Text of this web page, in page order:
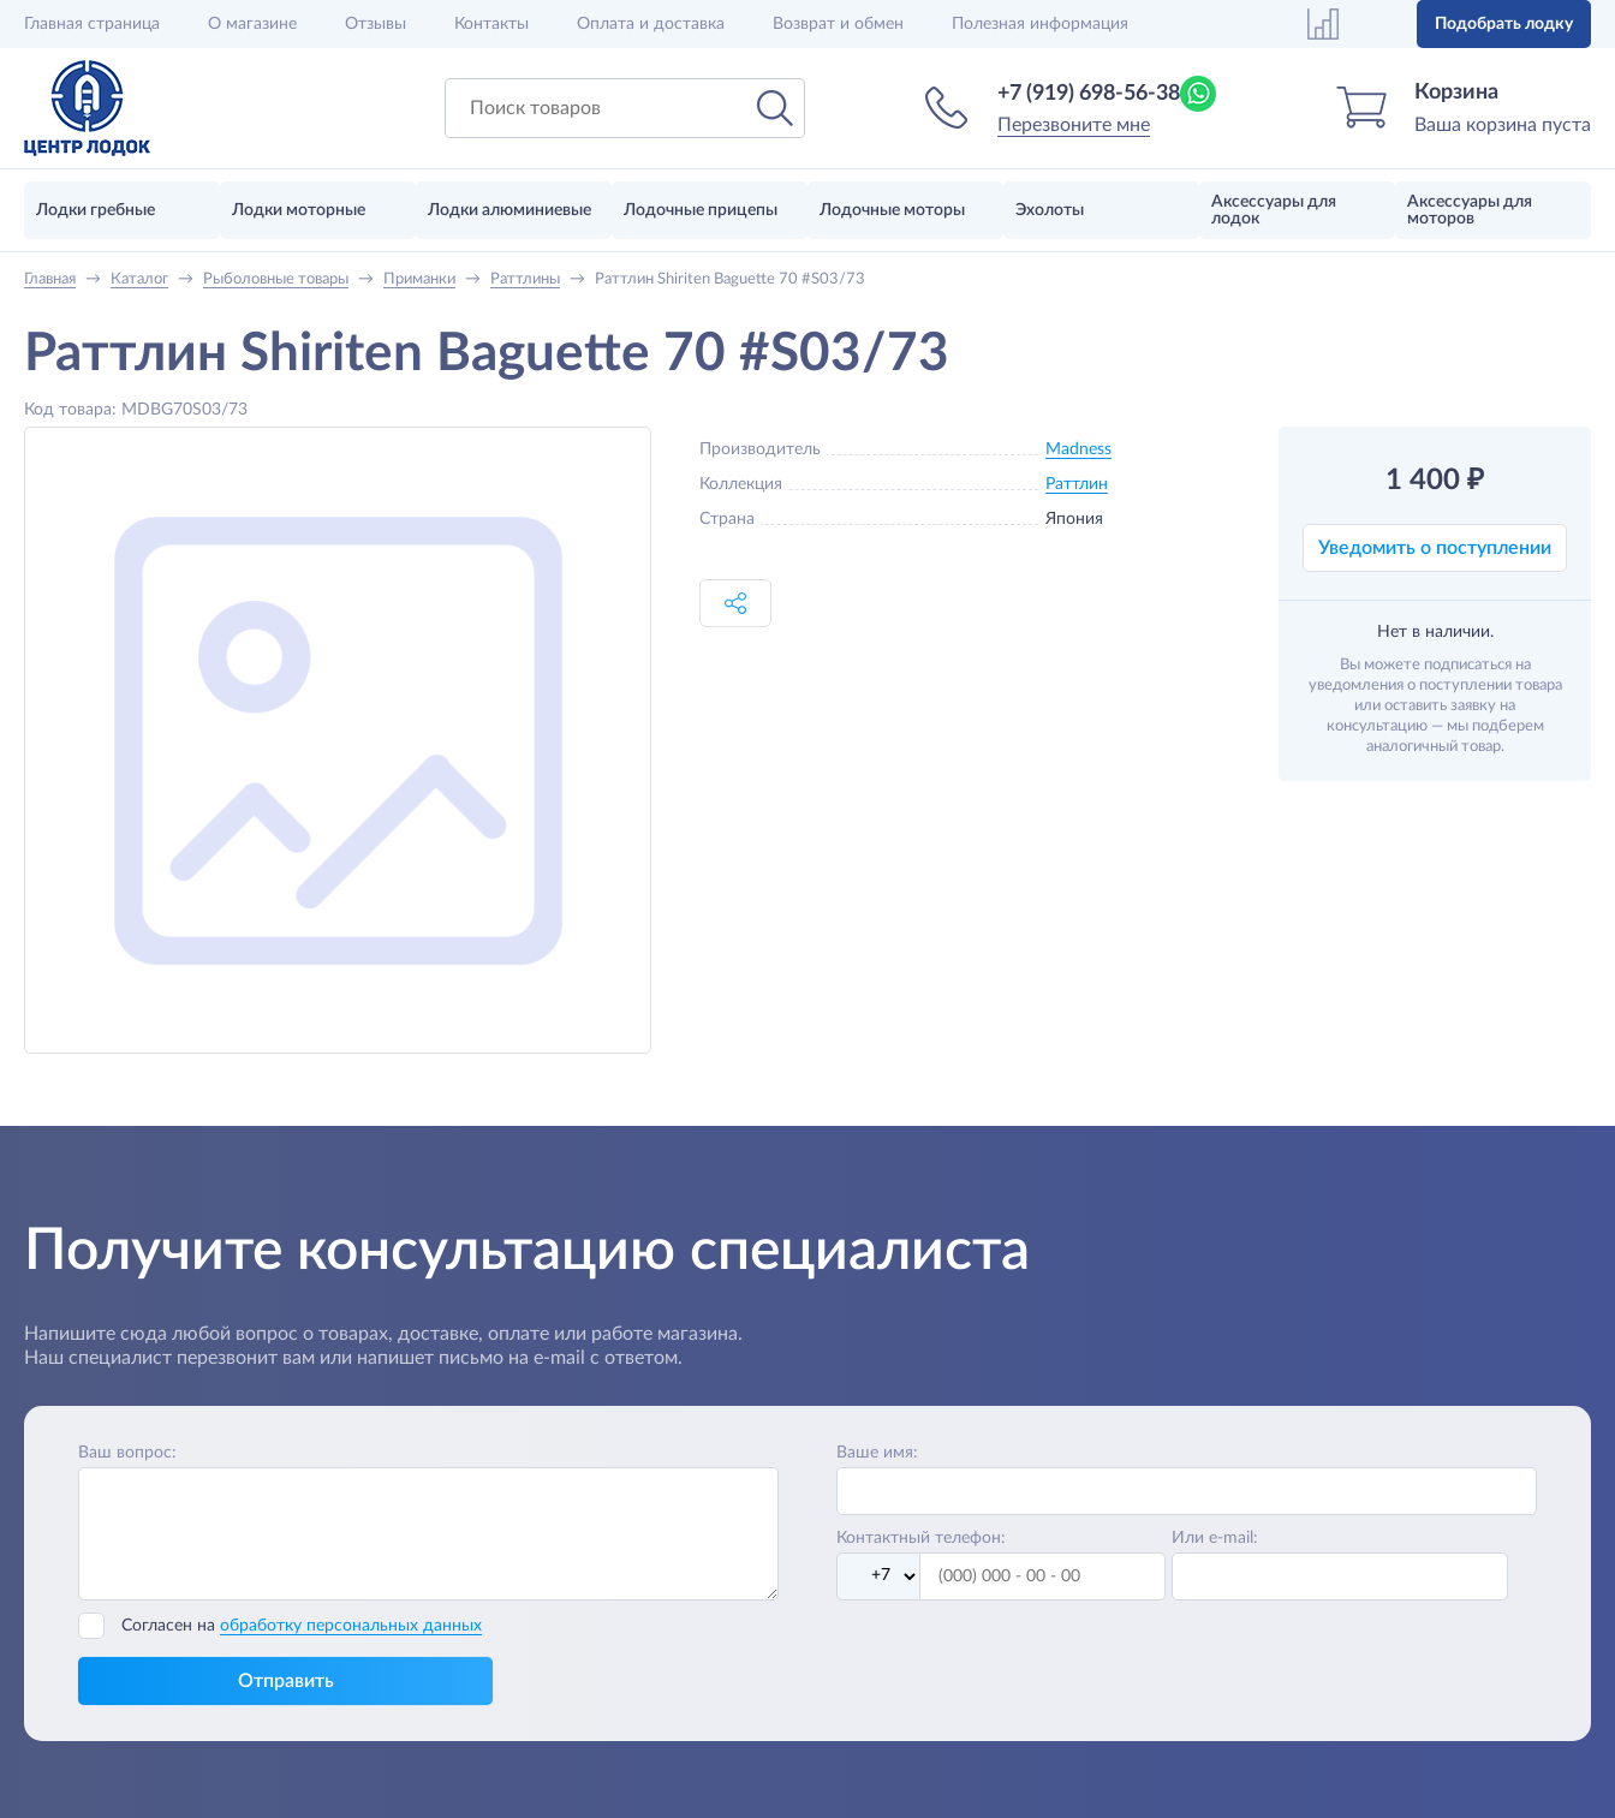
Главная страница О магазине Отзывы Контакты Оплата и доставка Возврат и обмен Полезная информация Подобрать лодку
Корзина
Ваша корзина пуста
+7 (919) 698-56-38
Перезвоните мне
Лодки гребные Лодки моторные Лодки алюминиевые Лодочные прицепы Лодочные моторы Эхолоты
Аксессуары для
лодок
Аксессуары для
моторов
Главная → Каталог → Рыболовные товары → Приманки → Раттлины → Раттлин Shiriten Baguette 70 #S03/73
Раттлин Shiriten Baguette 70 #S03/73
Код товара: MDBG70S03/73
1 400 ₽
Уведомить о поступлении
Нет в наличии.
Вы можете подписаться на
уведомления о поступлении товара
или оставить заявку на
консультацию — мы подберем
аналогичный товар.
Производитель Madness
Коллекция Раттлин
Страна Япония
Получите консультацию специалиста
Напишите сюда любой вопрос о товарах, доставке, оплате или работе магазина.
Наш специалист перезвонит вам или напишет письмо на e-mail с ответом.
Ваш вопрос: Ваше имя:
Контактный телефон: Или e-mail:
Согласен на обработку персональных данных
Отправить